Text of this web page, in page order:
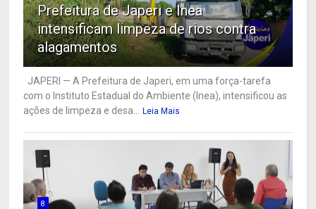
Prefeitura de Japeri e Inea
intensificam limpeza de rios contra
alagamentos
JAPERI — A Prefeitura de Japeri, em uma força-tarefa
com o Instituto Estadual do Ambiente (Inea), intensificou as
ações de limpeza e desa...
Leia Mais
8